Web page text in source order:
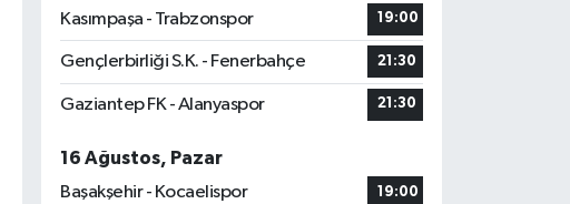
Kasımpaşa - Trabzonspor 19:00
Gençlerbirliği S.K. - Fenerbahçe 21:30
Gaziantep FK - Alanyaspor 21:30
16 Ağustos, Pazar
Başakşehir - Kocaelispor
19:00